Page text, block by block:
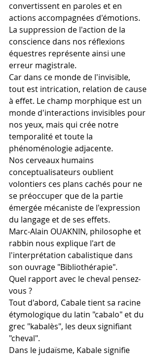
convertissent en paroles et en
actions accompagnées d'émotions.
La suppression de l'action de la
conscience dans nos réflexions
équestres représente ainsi une
erreur magistrale.
Car dans ce monde de l'invisible,
tout est intrication, relation de cause
à effet. Le champ morphique est un
monde d'interactions invisibles pour
nos yeux, mais qui crée notre
temporalité et toute la
phénoménologie adjacente.
Nos cerveaux humains
conceptualisateurs oublient
volontiers ces plans cachés pour ne
se préoccuper que de la partie
émergée mécaniste de l'expression
du langage et de ses effets.
Marc-Alain OUAKNIN, philosophe et
rabbin nous explique l'art de
l'interprétation cabalistique dans
son ouvrage "Bibliothérapie".
Quel rapport avec le cheval pensez-
vous ?
Tout d'abord, Cabale tient sa racine
étymologique du latin "cabalo" et du
grec "kabalès", les deux signifiant
"cheval".
Dans le judaïsme, Kabale signifie